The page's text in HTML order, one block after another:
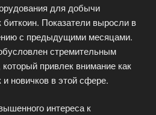
для добычи
биткоин. Показатели выросли в
с предыдущими месяцами.
стремительным
привлек внимание как
новичков в этой сфере.
интереса к